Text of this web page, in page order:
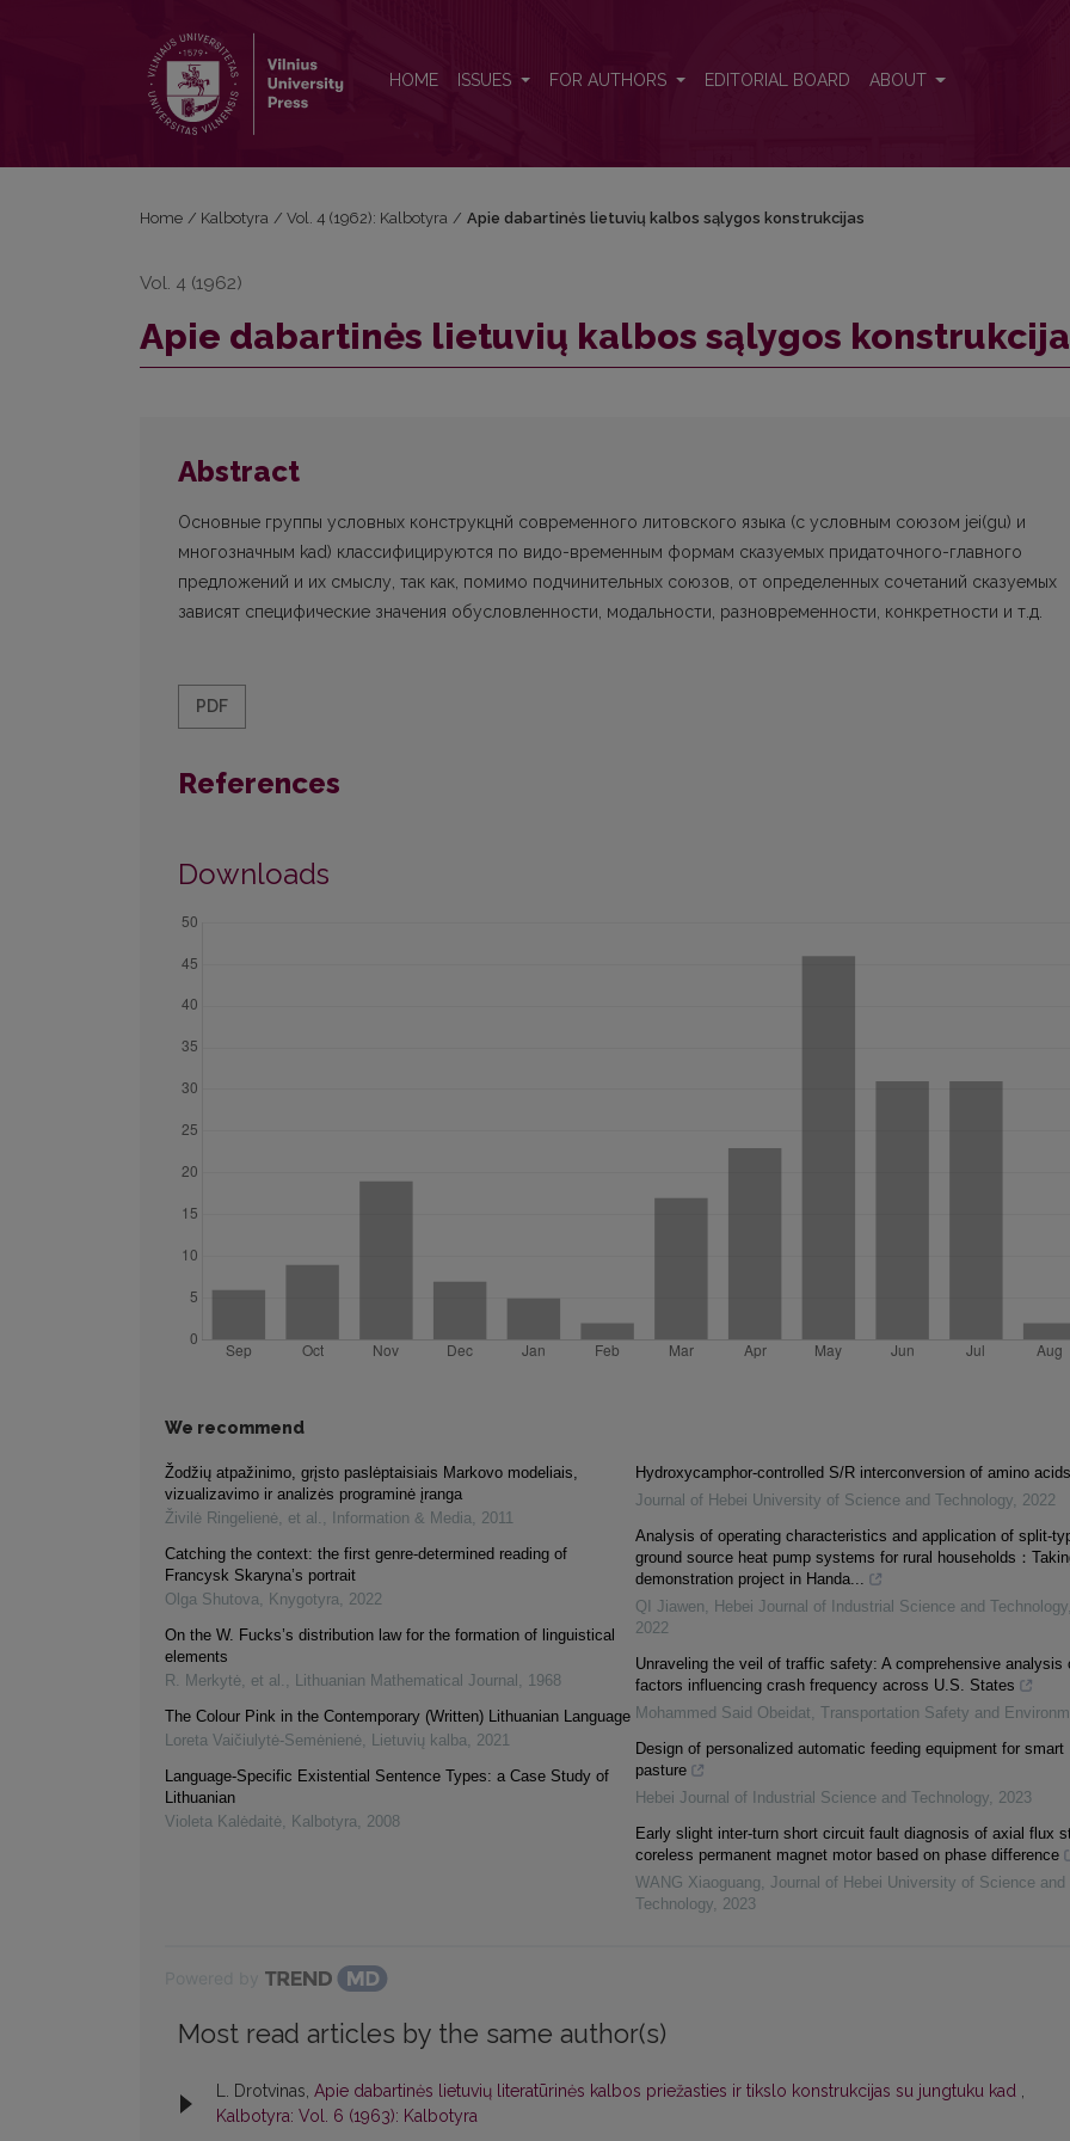
HOME ISSUES FOR AUTHORS EDITORIAL BOARD ABOUT
Home / Kalbotyra / Vol. 4 (1962): Kalbotyra / Apie dabartinės lietuvių kalbos sąlygos konstrukcijas
Vol. 4 (1962)
Apie dabartinės lietuvių kalbos sąlygos
Abstract
Основные группы условных конструкцнй современного литовского языка (с условным союзом jei(gu) и
многозначным kad) классифицируются по видо-временным формам сказуемых придаточного-главного
предложений и их смыслу, так как, помимо подчинительных союзов, от определенных сочетаний сказуемых
зависят специфические значения обусловленности, модальности, разновременности, конкретности и т.д.
PDF
References
Downloads
We recommend
Žodžių atpažinimo, grįsto paslėptaisiais Markovo modeliais,
vizualizavimo ir analizės programinė įranga
Živilė Ringelienė, et al. , Information & Media, 2011
Catching the context: the first genre-determined reading of
Francysk Skaryna’s portrait
Olga Shutova, Knygotyra, 2022
On the W. Fucks’s distribution law for the formation of linguistical
elements
R. Merkytė, et al. , Lithuanian Mathematical Journal , 1968
The Colour Pink in the Contemporary (Written) Lithuanian Language
Loreta Vaičiulytė-Semėnienė, Lietuvių kalba, 2021
Language-Specific Existential Sentence Types: a Case Study of
Lithuanian
Violeta Kalėdaitė, Kalbotyra, 2008
Hydroxycamphor-controlled S/R interconversion of amino acids
Journal of Hebei University of Science and Technology, 2022
Analysis of operating characteristics and application of split-
ground source heat pump systems for rural households：
demonstration project in Handa...
QI Jiawen, Hebei Journal of Industrial Science and Technology,
2022
Unraveling the veil of traffic safety: A comprehensive analysis
factors influencing crash frequency across U.S. States
Mohammed Said Obeidat, Transportation Safety and
Design of personalized automatic feeding equipment for smart
pasture
Hebei Journal of Industrial Science and Technology, 2023
Early slight inter-turn short circuit fault diagnosis of axial flux
coreless permanent magnet motor based on phase difference
WANG Xiaoguang, Journal of Hebei University of Science and
Technology, 2023
Most read articles by the same author(s)
L. Drotvinas, Apie dabartinės lietuvių literatūrinės kalbos priežasties ir tikslo konstrukcijas su jungtuku kad ,
Kalbotyra: Vol. 6 (1963): Kalbotyra